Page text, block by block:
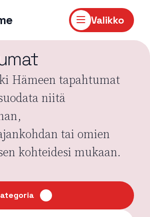
Valikko
Hämeen tapahtumat
niitä
tai omien
kohteidesi mukaan.